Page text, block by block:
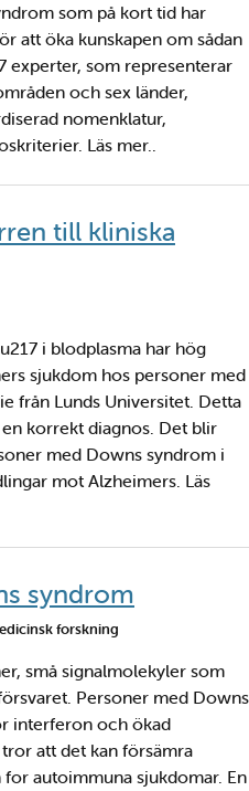
som på kort tid har
att öka kunskapen om sådan
experter, som representerar
och sex länder,
nomenklatur,
Läs mer..
till kliniska
i blodplasma har hög
sjukdom hos personer med
från Lunds Universitet. Detta
korrekt diagnos. Det blir
med Downs syndrom i
mot Alzheimers. Läs
syndrom
forskning
små signalmolekyler som
Personer med Downs
interferon och ökad
att det kan försämra
autoimmuna sjukdomar. En